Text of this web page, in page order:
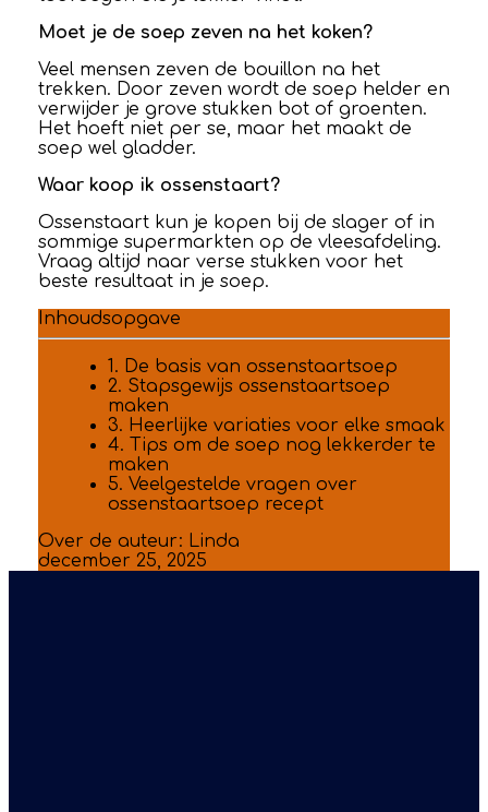
Moet je de soep zeven na het koken?
Veel mensen zeven de bouillon na het
trekken. Door zeven wordt de soep helder en
verwijder je grove stukken bot of groenten.
Het hoeft niet per se, maar het maakt de
soep wel gladder.
Waar koop ik ossenstaart?
Ossenstaart kun je kopen bij de slager of in
sommige supermarkten op de vleesafdeling.
Vraag altijd naar verse stukken voor het
beste resultaat in je soep.
Inhoudsopgave
1. De basis van ossenstaartsoep
2. Stapsgewijs ossenstaartsoep
maken
3. Heerlijke variaties voor elke smaak
4. Tips om de soep nog lekkerder te
maken
5. Veelgestelde vragen over
ossenstaartsoep recept
Over de auteur: Linda
december 25, 2025